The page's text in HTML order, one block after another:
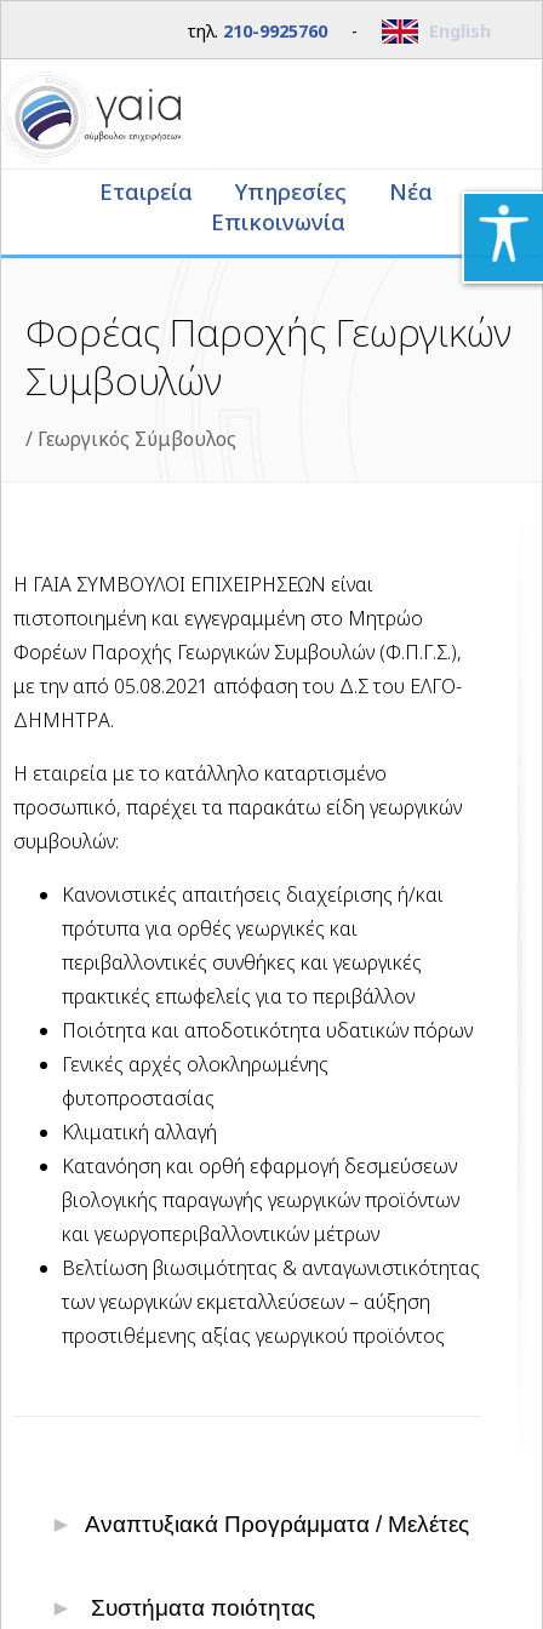
τηλ. 210-9925760- English
Εταιρεία Υπηρεσίες
Νέα
Επικοινωνία
Φορέας Παροχής Γεωργικών
Συμβουλών
/ Γεωργικός Σύμβουλος
Η ΓΑΙΑ ΣΥΜΒΟΥΛΟΙ ΕΠΙΧΕΙΡΗΣΕΩΝ είναι
πιστοποιημένη και εγγεγραμμένη στο Μητρώο
Φορέων Παροχής Γεωργικών Συμβουλών (Φ.Π.Γ.Σ.),
με την από 05.08.2021 απόφαση του Δ.Σ του ΕΛΓΟ-
ΔΗΜΗΤΡΑ.
Η εταιρεία με το κατάλληλο καταρτισμένο
προσωπικό, παρέχει τα παρακάτω είδη γεωργικών
συμβουλών:
Κανονιστικές απαιτήσεις διαχείρισης ή/και
πρότυπα για ορθές γεωργικές και
περιβαλλοντικές συνθήκες και γεωργικές
πρακτικές επωφελείς για το περιβάλλον
Ποιότητα και αποδοτικότητα υδατικών πόρων
Γενικές αρχές ολοκληρωμένης
φυτοπροστασίας
Κλιματική αλλαγή
Κατανόηση και ορθή εφαρμογή δεσμεύσεων
βιολογικής παραγωγής γεωργικών προϊόντων
και γεωργοπεριβαλλοντικών μέτρων
Βελτίωση βιωσιμότητας & ανταγωνιστικότητας
των γεωργικών εκμεταλλεύσεων – αύξηση
προστιθέμενης αξίας γεωργικού προϊόντος
Αναπτυξιακά Προγράμματα / Μελέτες
σχεδίων
Συστήματα ποιότητας